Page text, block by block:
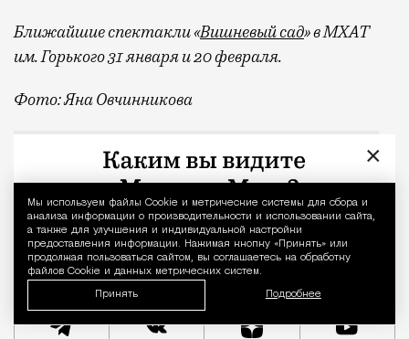
Ближайшие спектакли «Вишневый сад» в МХАТ
им. Горького 31 января и 20 февраля.
Фото: Яна Овчинникова
Уведомление
Мы используем файлы Сookie и метрические системы для сбора и
анализа информации о производительности и использовании сайта,
а также для улучшения и индивидуальной настройки
предоставления информации. Нажимая кнопку «Принять» или
продолжая пользоваться сайтом, вы соглашаетесь на обработку
файлов Cookie и данных метрических систем.
Принять Подробнее
×